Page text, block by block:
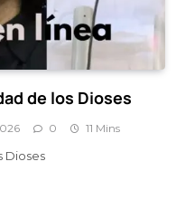
de los Dioses
0 11 Mins
Dioses